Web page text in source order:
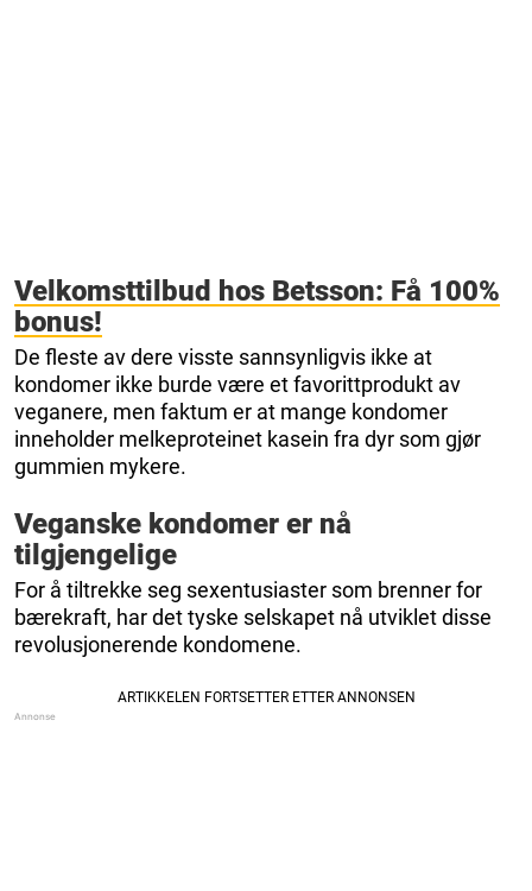
Velkomsttilbud hos Betsson: Få 100%
bonus!
De fleste av dere visste sannsynligvis ikke at
kondomer ikke burde være et favorittprodukt av
veganere, men faktum er at mange kondomer
inneholder melkeproteinet kasein fra dyr som gjør
gummien mykere.
Veganske kondomer er nå
tilgjengelige
For å tiltrekke seg sexentusiaster som brenner for
bærekraft, har det tyske selskapet nå utviklet disse
revolusjonerende kondomene.